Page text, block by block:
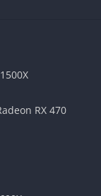
ma a un
spazio al
che non
coinvolgimento
rovina, ogni
di una civiltà
gli spazi. Ci
oggetti che
RX 470